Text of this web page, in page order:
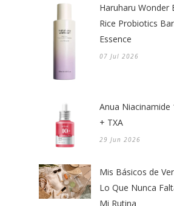
Haruharu Wonder
Rice Probiotics
Essence
07 Jul 2026
Anua Niacinamide
+ TXA
29 Jun 2026
Mis Básicos de
Lo Que Nunca
Mi Rutina